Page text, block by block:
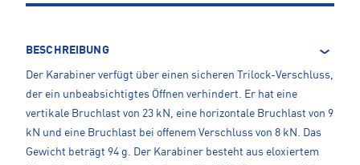
BESCHREIBUNG
Der Karabiner verfügt über einen sicheren Trilock-Verschluss,
der ein unbeabsichtigtes Öffnen verhindert. Er hat eine
vertikale Bruchlast von 23 kN, eine horizontale Bruchlast von 9
kN und eine Bruchlast bei offenem Verschluss von 8 kN. Das
Gewicht beträgt 94 g. Der Karabiner besteht aus eloxiertem